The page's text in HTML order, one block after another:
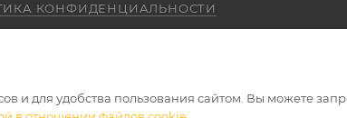
КОНФИДЕНЦИАЛЬНОСТИ
и для удобства пользования сайтом. Вы можете